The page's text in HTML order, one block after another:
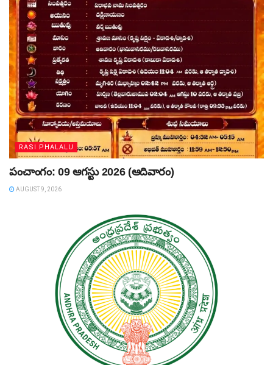
RASI PHALALU
పంచాంగం: 09 ఆగస్టు 2026 (ఆదివారం)
AUGUST 9, 2026